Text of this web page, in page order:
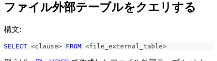
ファイル外部テーブルをクエリする
構文:
SELECT <clause> FROM <file_external_table>